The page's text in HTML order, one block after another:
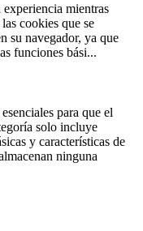
mientras
cookies que se
su navegador, ya que
funciones bási...
para que el
solo incluye
y características de
ninguna